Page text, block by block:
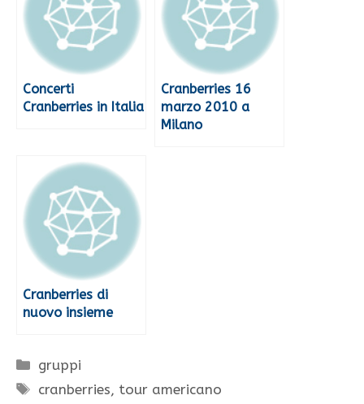
Concerti
Cranberries in Italia
Cranberries 16
marzo 2010 a
Milano
Cranberries di
nuovo insieme
Categorie
gruppi
Tag
cranberries, tour americano